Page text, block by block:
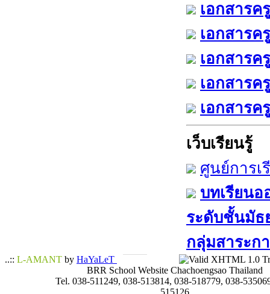
เอกสาร
เอกสารค
เอกสาร
เอกสารค
เอกสาร
เว็บเรียนรู้
ศูนย์การเ
บทเรียนอ
ระดับชั้นมัธ
กลุ่มสาระก
..:: L-AMANT by HaYaLeT
BRR School Website Chachoengsao Thailand
Tel. 038-511249, 038-513814, 038-518779, 038-
515126